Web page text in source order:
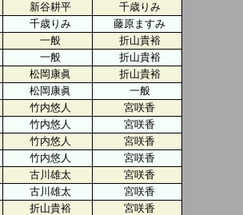
新谷耕平
千歳りみ
千歳りみ
藤原ますみ
一般
折山貴裕
一般
折山貴裕
松岡康眞
折山貴裕
松岡康眞
一般
竹内悠人
宮咲香
竹内悠人
宮咲香
竹内悠人
宮咲香
竹内悠人
宮咲香
古川雄太
宮咲香
古川雄太
宮咲香
折山貴裕
宮咲香